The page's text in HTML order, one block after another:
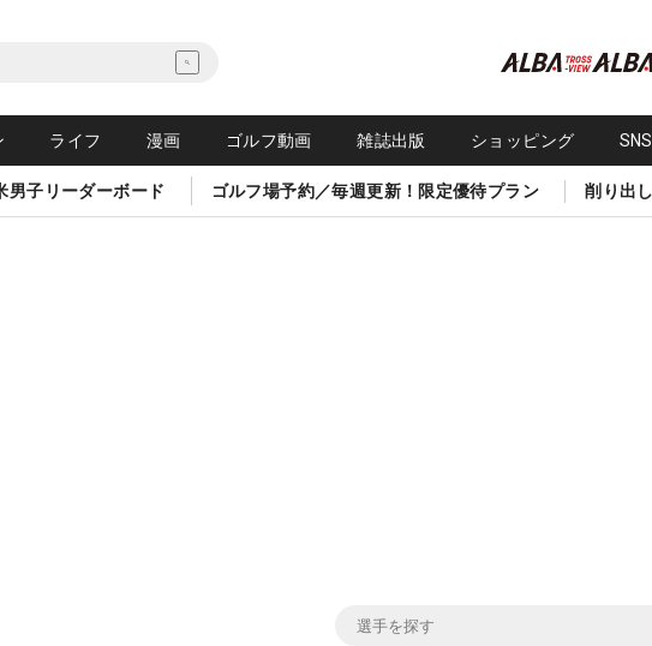
ライフ 漫画 ゴルフ動画 雑誌出版 ショッピング
子リーダーボード ゴルフ場予約／毎週更新！限定優待プラン 削り出